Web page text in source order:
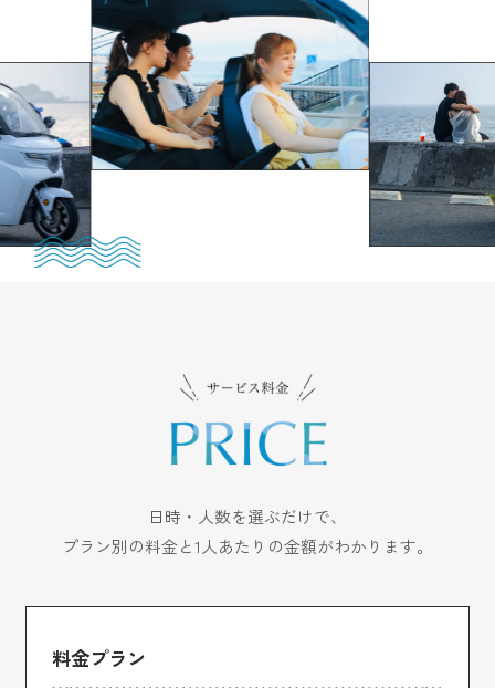
日時・人数を選ぶだけで、
プラン別の料金と1人あたりの金額がわかります。
料金プラン